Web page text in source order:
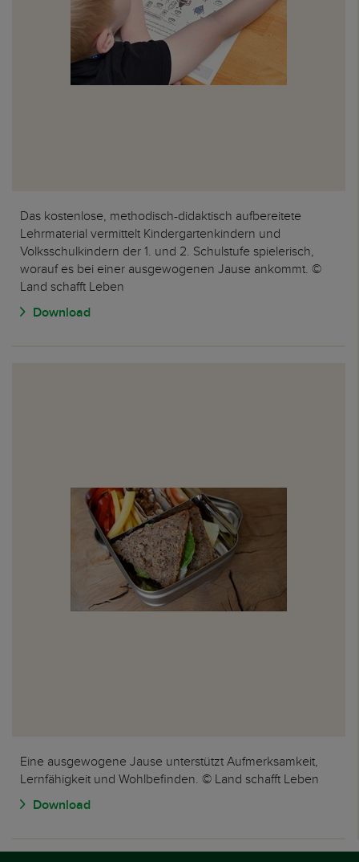
Das kostenlose, methodisch-didaktisch aufbereitete
Lehrmaterial vermittelt Kindergartenkindern und
Volksschulkindern der 1. und 2. Schulstufe spielerisch,
worauf es bei einer ausgewogenen Jause ankommt. ©
Land schafft Leben
Download
Eine ausgewogene Jause unterstützt Aufmerksamkeit,
Lernfähigkeit und Wohlbefinden. © Land schafft Leben
Download